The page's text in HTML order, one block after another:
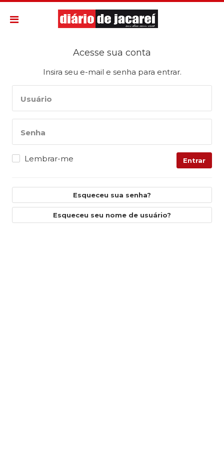
Acesse sua conta
Insira seu e-mail e senha para entrar.
Usuário
Senha
Lembrar-me Entrar
Esqueceu sua senha?
Esqueceu seu nome de usuário?